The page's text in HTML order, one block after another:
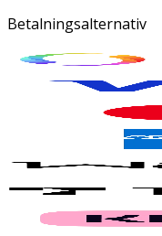
Betalningsalternativ